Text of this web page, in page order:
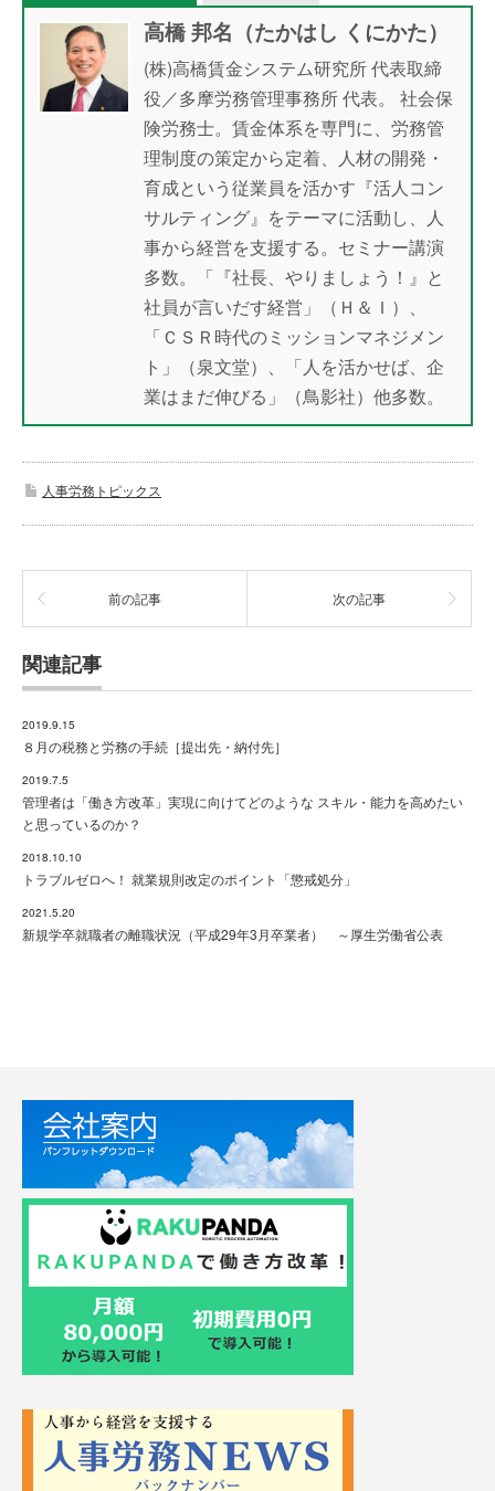
高橋 邦名（たかはし くにかた）
(株)高橋賃金システム研究所 代表取締
役／多摩労務管理事務所 代表。 社会保
険労務士。賃金体系を専門に、労務管
理制度の策定から定着、人材の開発・
育成という従業員を活かす『活人コン
サルティング』をテーマに活動し、人
事から経営を支援する。セミナー講演
多数。「『社長、やりましょう！』と
社員が言いだす経営」（Ｈ＆Ｉ）、
「ＣＳＲ時代のミッションマネジメン
ト」（泉文堂）、「人を活かせば、企
業はまだ伸びる」（鳥影社）他多数。
人事労務トピックス
前の記事 次の記事
関連記事
2019.9.15
８月の税務と労務の手続［提出先・納付先］
2019.7.5
管理者は「働き方改革」実現に向けてどのような スキル・能力を高めたい
と思っているのか？
2018.10.10
トラブルゼロへ！ 就業規則改定のポイント「懲戒処分」
2021.5.20
新規学卒就職者の離職状況（平成29年3月卒業者） ～厚生労働省公表